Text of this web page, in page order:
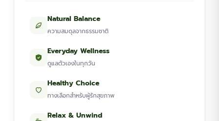
Natural Balance
ความสมดุลจากธรรมชาติ
Everyday Wellness
ดูแลตัวเองในทุกวัน
Healthy Choice
ทางเลือกสำหรับผู้รักสุขภาพ
Relax & Unwind